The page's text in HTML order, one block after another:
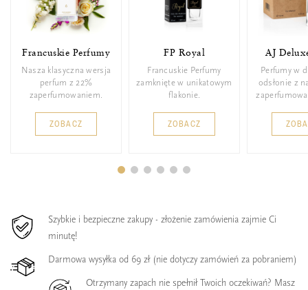
Francuskie Perfumy
Nasza klasyczna wersja
perfum z 22%
zaperfumowaniem.
ZOBACZ
FP Royal
Francuskie Perfumy
zamknięte w unikatowym
flakonie.
ZOBACZ
AJ
Perfumy w
odsłonie z
Szybkie i bezpieczne zakupy - złożenie zamówienia zajmie Ci
minutę!
Darmowa wysyłka od 69 zł (nie dotyczy zamówień za pobraniem)
Otrzymany zapach nie spełnił Twoich oczekiwań? Masz